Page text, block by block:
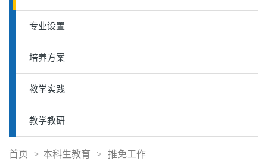
专业设置
培养方案
教学实践
教学教研
首页 > 本科生教育 > 推免工作